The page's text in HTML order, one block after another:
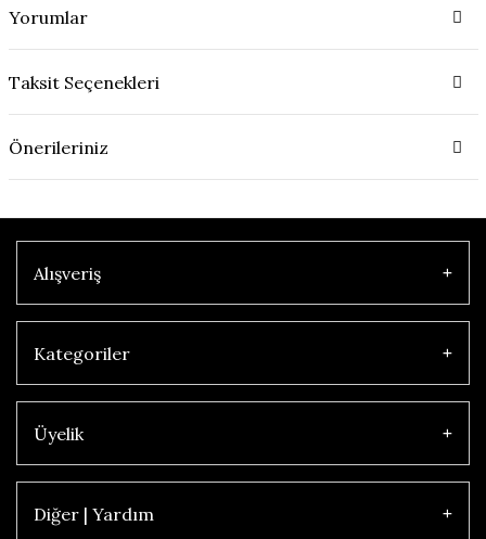
Yorumlar
Taksit Seçenekleri
Önerileriniz
Alışveriş
Kategoriler
Üyelik
Diğer | Yardım